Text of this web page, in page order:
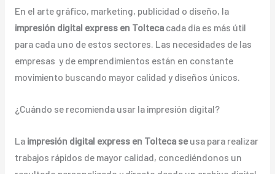
En el arte gráfico, marketing, publicidad o diseño, la
impresión digital express en Toltecacada día es más útil
para cada uno de estos sectores. Las necesidades de las
empresas y de emprendimientos están en constante
movimiento buscando mayor calidad y diseños únicos.
¿Cuándo se recomienda usar la impresión digital?
La impresión digital express en Tolteca seusa para realizar
trabajos rápidos de mayor calidad, concediéndonos un